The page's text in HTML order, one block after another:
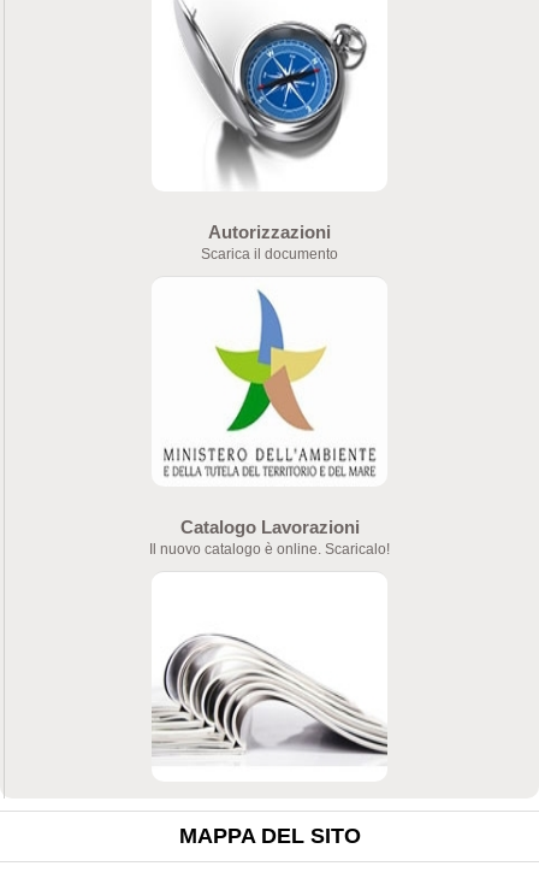
Autorizzazioni
Scarica il documento
Catalogo Lavorazioni
Il nuovo catalogo è online. Scaricalo!
MAPPA DEL SITO